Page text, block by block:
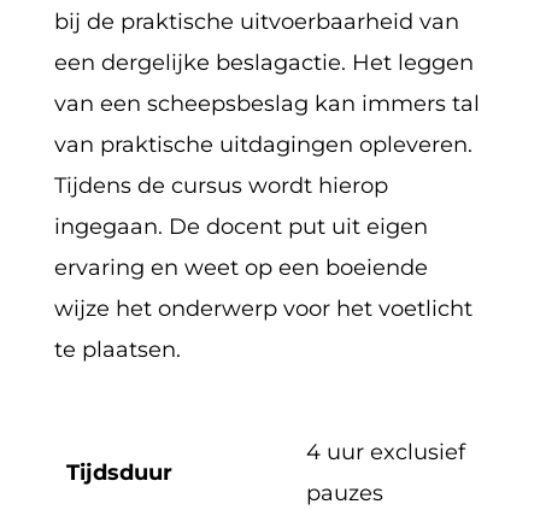
bij de praktische uitvoerbaarheid van
een dergelijke beslagactie. Het leggen
van een scheepsbeslag kan immers tal
van praktische uitdagingen opleveren.
Tijdens de cursus wordt hierop
ingegaan. De docent put uit eigen
ervaring en weet op een boeiende
wijze het onderwerp voor het voetlicht
te plaatsen.
Tijdsduur
4 uur exclusief
pauzes